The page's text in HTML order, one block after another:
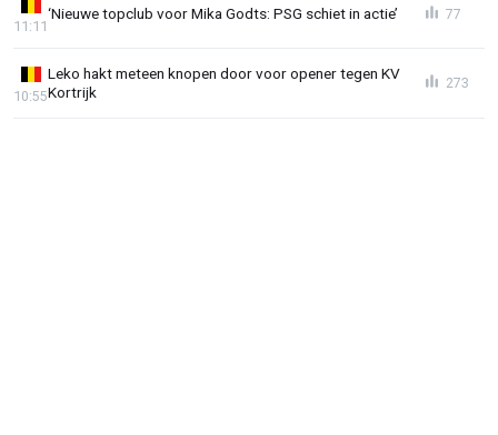
‘Nieuwe topclub voor Mika Godts: PSG schiet in actie’
11:11
77
Leko hakt meteen knopen door voor opener tegen KV
Kortrijk
10:55
273